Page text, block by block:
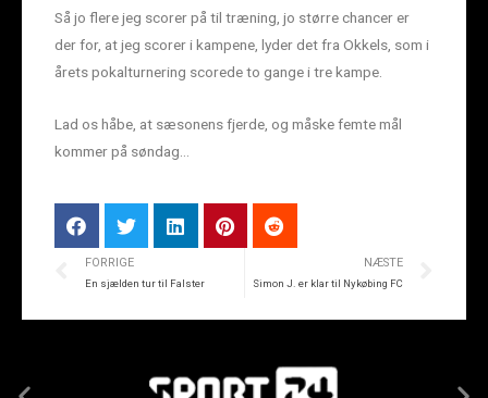
Så jo flere jeg scorer på til træning, jo større chancer er
der for, at jeg scorer i kampene, lyder det fra Okkels, som i
årets pokalturnering scorede to gange i tre kampe.
Lad os håbe, at sæsonens fjerde, og måske femte mål
kommer på søndag…
FORRIGE
En sjælden tur til Falster
NÆSTE
Simon J. er klar til Nykøbing FC